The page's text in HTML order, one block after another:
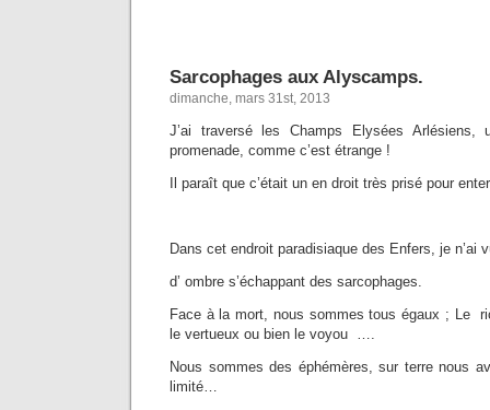
Sarcophages aux Alyscamps.
dimanche, mars 31st, 2013
J’ai traversé les Champs Elysées
promenade, comme c’est étrange !
Il paraît que c’était un en droit très prisé pour
Dans cet endroit paradisiaque des Enfers, je n’ai
d’ ombre s’échappant des sarcophages.
Face à la mort, nous sommes tous égaux ; Le
le vertueux ou bien le voyou ….
Nous sommes des éphémères, sur terre nous
limité…